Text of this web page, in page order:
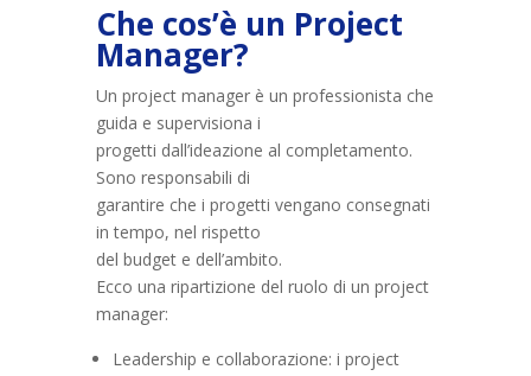
Che cos’è un Project
Manager?
Un project manager è un professionista che
guida e supervisiona i
progetti dall’ideazione al completamento.
Sono responsabili di
garantire che i progetti vengano consegnati
in tempo, nel rispetto
del budget e dell’ambito.
Ecco una ripartizione del ruolo di un project
manager:
Leadership e collaborazione: i project